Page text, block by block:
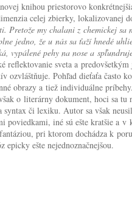
knihou priestorovo
celej zbierky, lokalizovanej
my chalani z chemickej
jedno, že u nás sa ťaží hnedé
vypálené pehy na nose a
reflektovanie sveta a
ozvláštňuje. Pohľad dieťaťa
obrazy a tiež individuálne
o literárny dokument, hoci sa
či lexiku. Autor sa však
iné sú ešte kratšie a
pri ktorom dochádza k
ešte nejednoznačnejšou.